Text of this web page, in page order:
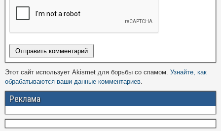
Этот сайт использует Akismet для борьбы со спамом. Узнайте, как
обрабатываются ваши данные комментариев.
Реклама